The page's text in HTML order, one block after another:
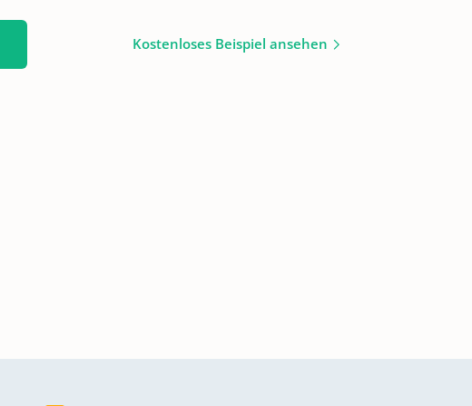
Kostenloses Beispiel ansehen